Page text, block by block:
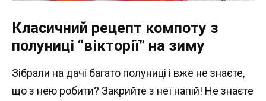
Класичний рецепт компоту з
полуниці “вікторії” на зиму
Зібрали на дачі багато полуниці і вже не знаєте,
що з нею робити? Закрийте з неї напій! Не знаєте